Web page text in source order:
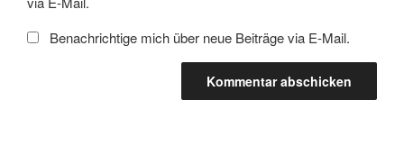
Benachrichtige mich über neue Beiträge via E-Mail.